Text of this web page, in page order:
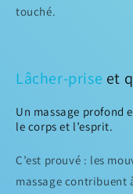
touché.
Lâcher-prise et
Un massage profond
le corps et l’esprit.
C’est prouvé : les
massage contribuent